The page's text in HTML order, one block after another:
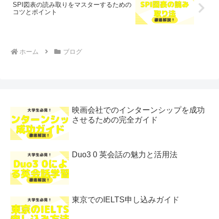
SPI図表の読み取りをマスターするための
コツとポイント
ホーム ブログ
映画会社でのインターンシップを成功
させるための完全ガイド
Duo3 0 英会話の魅力と活用法
東京でのIELTS申し込みガイド